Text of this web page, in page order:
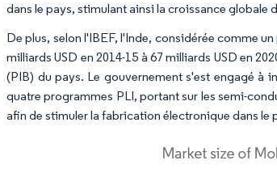
dans le pays, stimulant ainsi la croissance globale
De plus, selon l'IBEF, l'Inde, considérée comme
milliards USD en 2014-15 à 67 milliards USD en
(PIB) du pays. Le gouvernement s'est engagé à
quatre programmes PLI, portant sur les semi-
afin de stimuler la fabrication électronique dans le